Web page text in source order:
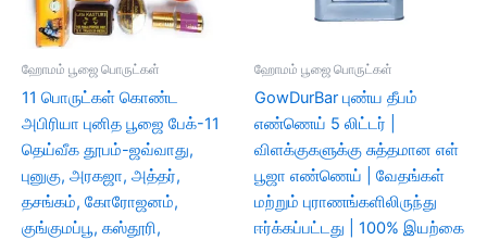
ஹோமம் பூஜை பொருட்கள்
11 பொருட்கள் கொண்ட
அபிரியா புனித பூஜை பேக்-11
தெய்வீக தூபம்-ஜவ்வாது,
புனுகு, அரகஜா, அத்தர்,
தசங்கம், கோரோஜனம்,
குங்குமப்பூ, கஸ்தூரி,
ஹோமம் பூஜை பொருட்கள்
GowDurBar புண்ய தீபம்
எண்ணெய் 5 லிட்டர் |
விளக்குகளுக்கு சுத்தமான எள்
பூஜா எண்ணெய் | வேதங்கள்
மற்றும் புராணங்களிலிருந்து
ஈர்க்கப்பட்டது | 100% இயற்கை